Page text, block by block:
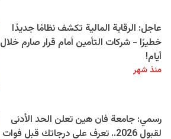
عاجل: الرقابة المالية تكشف نظامًا جديدًا
خطيرًا - شركات التأمين أمام قرار صارم خلال
أيام!
منذ شهر
رسمي: جامعة فان هين تعلن الحد الأدنى
لقبول 2026.. تعرف على درجاتك قبل فوات